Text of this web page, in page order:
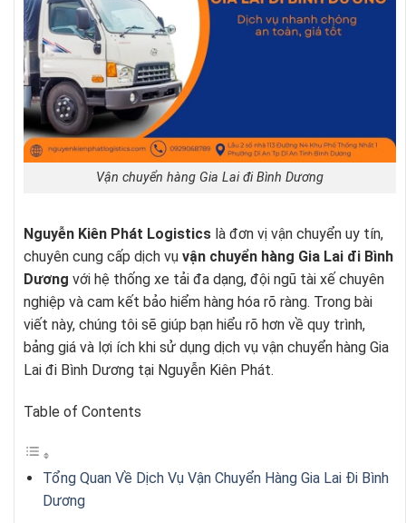
Vận chuyển hàng Gia Lai đi Bình Dương
Nguyễn Kiên Phát Logistics là đơn vị vận chuyển uy tín,
chuyên cung cấp dịch vụ vận chuyển hàng Gia Lai đi Bình
Dương với hệ thống xe tải đa dạng, đội ngũ tài xế chuyên
nghiệp và cam kết bảo hiểm hàng hóa rõ ràng. Trong bài
viết này, chúng tôi sẽ giúp bạn hiểu rõ hơn về quy trình,
bảng giá và lợi ích khi sử dụng dịch vụ vận chuyển hàng Gia
Lai đi Bình Dương tại Nguyễn Kiên Phát.
Table of Contents
Tổng Quan Về Dịch Vụ Vận Chuyển Hàng Gia Lai Đi Bình
Dương